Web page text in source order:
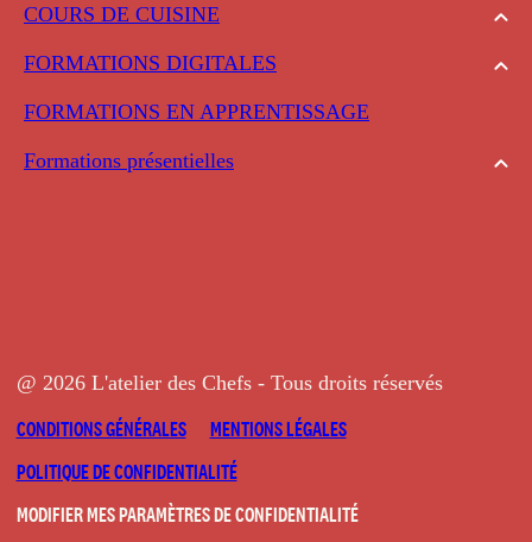
COURS DE CUISINE
FORMATIONS DIGITALES
FORMATIONS EN APPRENTISSAGE
Formations présentielles
@ 2026 L'atelier des Chefs - Tous droits réservés
CONDITIONS GÉNÉRALES
MENTIONS LÉGALES
POLITIQUE DE CONFIDENTIALITÉ
MODIFIER MES PARAMÈTRES DE CONFIDENTIALITÉ